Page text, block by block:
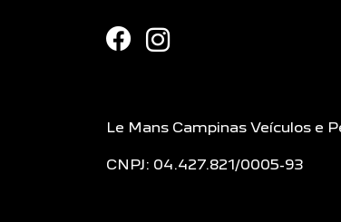
Le Mans Campinas Veículos e
CNPJ: 04.427.821/0005-93